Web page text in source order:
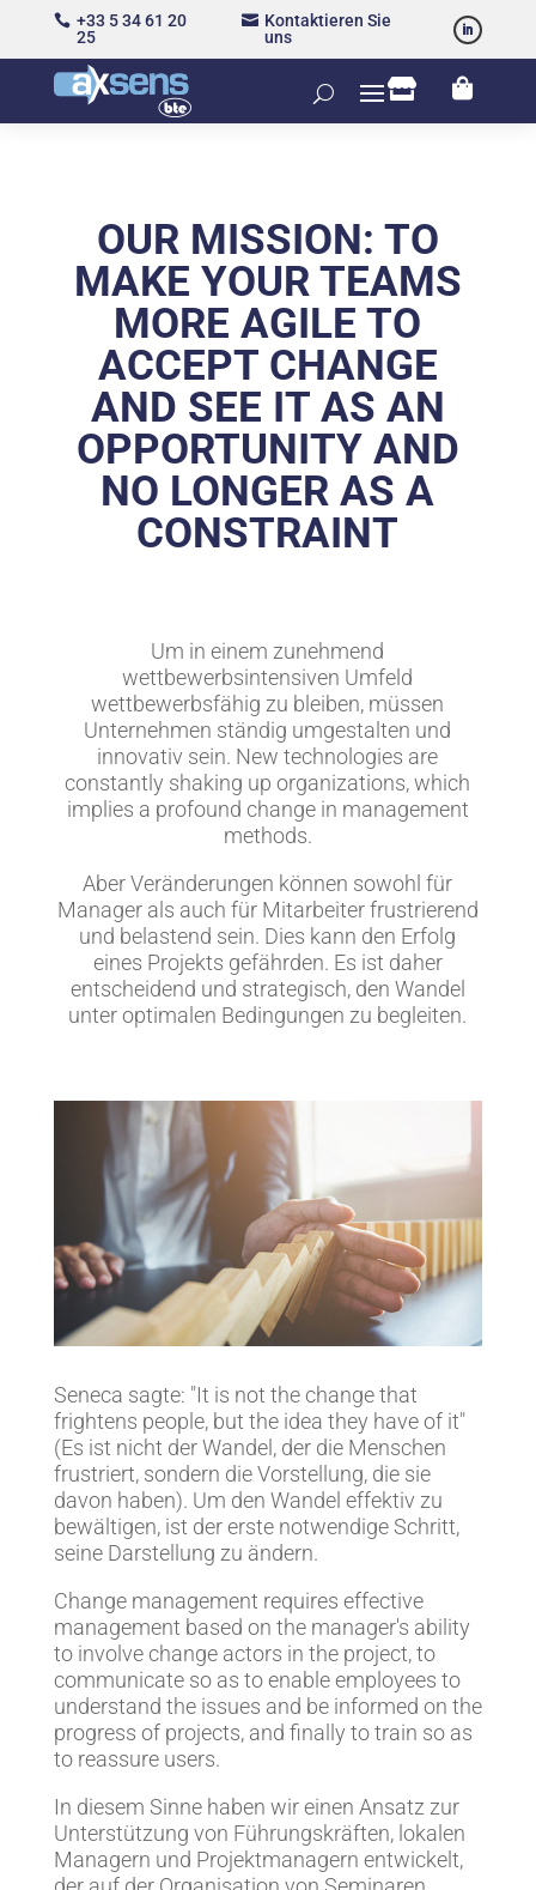
 +33 5 34 61 20
25
 Kontaktieren Sie
uns
 
OUR MISSION: TO
MAKE YOUR TEAMS
MORE AGILE TO
ACCEPT CHANGE
AND SEE IT AS AN
OPPORTUNITY AND
NO LONGER AS A
CONSTRAINT
Um in einem zunehmend
wettbewerbsintensiven Umfeld
wettbewerbsfähig zu bleiben, müssen
Unternehmen ständig umgestalten und
innovativ sein. New technologies are
constantly shaking up organizations, which
implies a profound change in management
methods.
Aber Veränderungen können sowohl für
Manager als auch für Mitarbeiter frustrierend
und belastend sein. Dies kann den Erfolg
eines Projekts gefährden. Es ist daher
entscheidend und strategisch, den Wandel
unter optimalen Bedingungen zu begleiten.
Seneca sagte: "It is not the change that
frightens people, but the idea they have of it"
(Es ist nicht der Wandel, der die Menschen
frustriert, sondern die Vorstellung, die sie
davon haben). Um den Wandel effektiv zu
bewältigen, ist der erste notwendige Schritt,
seine Darstellung zu ändern.
Change management requires effective
management based on the manager's ability
to involve change actors in the project, to
communicate so as to enable employees to
understand the issues and be informed on the
progress of projects, and finally to train so as
to reassure users.
In diesem Sinne haben wir einen Ansatz zur
Unterstützung von Führungskräften, lokalen
Managern und Projektmanagern entwickelt,